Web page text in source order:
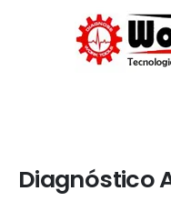
Diagnóstico